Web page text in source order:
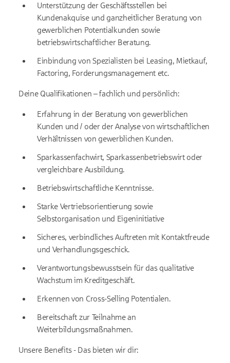
Unterstützung der Geschäftsstellen bei
Kundenakquise und ganzheitlicher Beratung von
gewerblichen Potentialkunden sowie
betriebswirtschaftlicher Beratung.
Einbindung von Spezialisten bei Leasing, Mietkauf,
Factoring, Forderungs­management etc.
Deine Qualifikationen – fachlich und persönlich:
Erfahrung in der Beratung von gewerblichen
Kunden und / oder der Analyse von wirtschaftlichen
Verhältnissen von gewerblichen Kunden.
Sparkassenfachwirt, Sparkassenbetriebswirt oder
vergleichbare Ausbildung.
Betriebswirtschaftliche Kenntnisse.
Starke Vertriebsorientierung sowie
Selbstorganisation und Eigeninitiative
Sicheres, verbindliches Auftreten mit Kontaktfreude
und Verhandlungsgeschick.
Verantwortungsbewusstsein für das qualitative
Wachstum im Kreditgeschäft.
Erkennen von Cross-Selling Potentialen.
Bereitschaft zur Teilnahme an
Weiterbildungsmaßnahmen.
Unsere Benefits - Das bieten wir dir: